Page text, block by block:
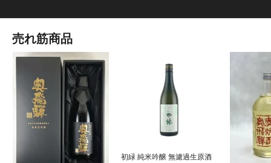
売れ筋商品
初緑 純米吟醸 無濾過生原酒